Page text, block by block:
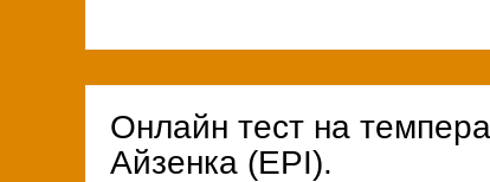
Онлайн тест на
Айзенка (EPI).